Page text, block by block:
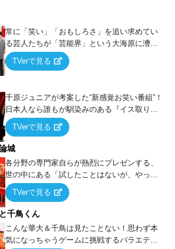
常に「笑い」「おもしろさ」を追い求めてい
る芸人たちが「芸能界」という大海原に漕ぎ
出でて、新たなオモシロ人間を発掘する！
TVerで見る
千原ジュニアが考案した“新感覚お笑い番組”！
日本人なら誰もが馴染みのある『イス取りゲ
ーム』をベースに、大喜利・ギャグ・モノボ
ケ・歌…など様々なお題で芸人がショートネ
タを競い合う！
TVerで見る
城
各分野の専門家自らが熱烈にプレゼンする、
世の中にある「試したことはないが、やって
みたらこうなる！…ハズ」という“机上の空
論”に若手芸人らがカラダを張って挑む！
TVerで見る
千鳥くん
こんな華大＆千鳥は見たことない！思わず本
気になっちゃうゲームに挑戦するバラエティ